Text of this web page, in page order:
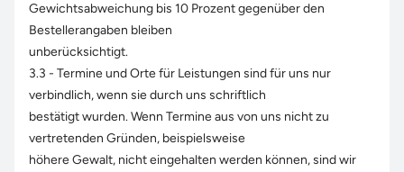
Gewichtsabweichung bis 10 Prozent gegenüber den
Bestellerangaben bleiben
unberücksichtigt.
3.3 - Termine und Orte für Leistungen sind für uns nur
verbindlich, wenn sie durch uns schriftlich
bestätigt wurden. Wenn Termine aus von uns nicht zu
vertretenden Gründen, beispielsweise
höhere Gewalt, nicht eingehalten werden können, sind wir